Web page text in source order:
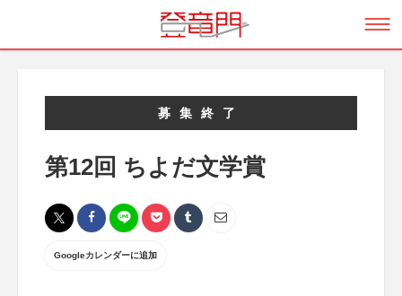
募集終了
第12回 ちよだ文学賞
Googleカレンダーに追加